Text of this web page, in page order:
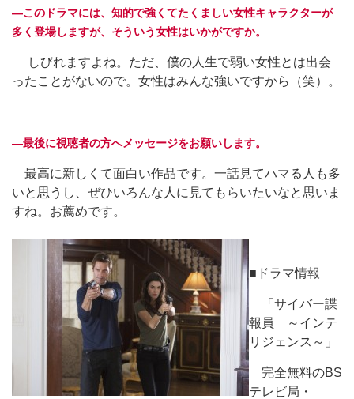
―このドラマには、知的で強くてたくましい女性キャラクターが
多く登場しますが、そういう女性はいかがですか。
しびれますよね。ただ、僕の人生で弱い女性とは出会
ったことがないので。女性はみんな強いですから（笑）。
―最後に視聴者の方へメッセージをお願いします。
最高に新しくて面白い作品です。一話見てハマる人も多
いと思うし、ぜひいろんな人に見てもらいたいなと思いま
すね。お薦めです。
■ドラマ情報
「サイバー諜
報員 ～インテ
リジェンス～」
完全無料のBS
テレビ局・